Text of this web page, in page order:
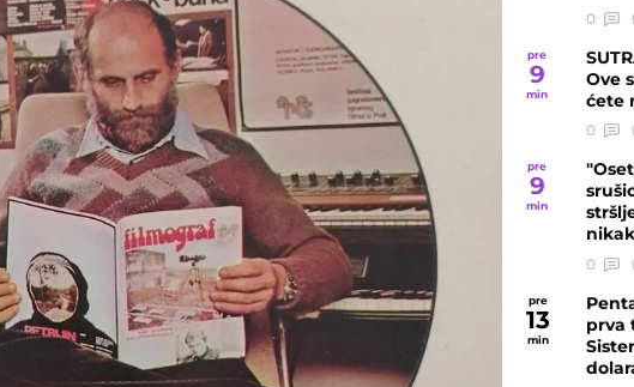
0
pre
9
min
Ove
ćete
0
pre
9
min
0
pre
13
min
prva